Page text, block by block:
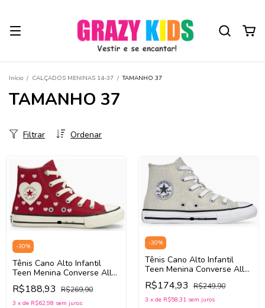
Início / CALÇADOS MENINAS 14-37 / TAMANHO 37
TAMANHO 37
Ordenar
Filtrar
-30%
Tênis Cano Alto Infantil
Teen Menina Converse All
Star CK1456/CK1454
(Vermelho) Tecido
R$188,93 R$269,90
3 x de R$62,98 sem juros
-30%
Tênis Cano Alto Infantil
Teen Menina Converse All
Star CK1509/CK1644 (Cinza
Gelo) Tecido
R$174,93 R$249,90
3 x de R$58,31 sem juros